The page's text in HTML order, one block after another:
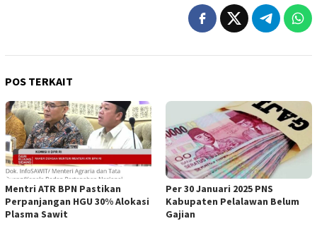
POS TERKAIT
Mentri ATR BPN Pastikan
Perpanjangan HGU 30% Alokasi
Plasma Sawit
Per 30 Januari 2025 PNS
Kabupaten Pelalawan Belum
Gajian